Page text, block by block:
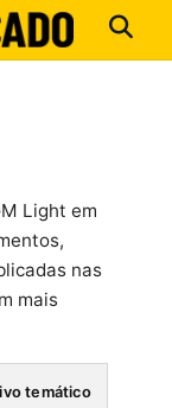
Light em
nas
mais
temático